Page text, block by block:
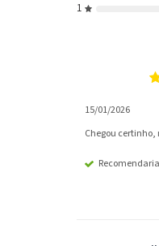
1
15/01/2026
Chegou
Recomendaria